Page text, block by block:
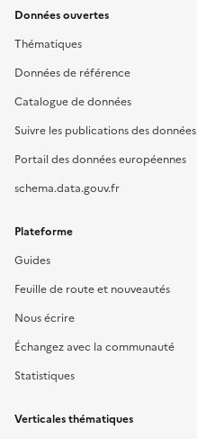
Données ouvertes
Thématiques
Données de référence
Catalogue de données
Suivre les publications des données
Portail des données européennes
schema.data.gouv.fr
Plateforme
Guides
Feuille de route et nouveautés
Nous écrire
Échangez avec la communauté
Statistiques
Verticales thématiques